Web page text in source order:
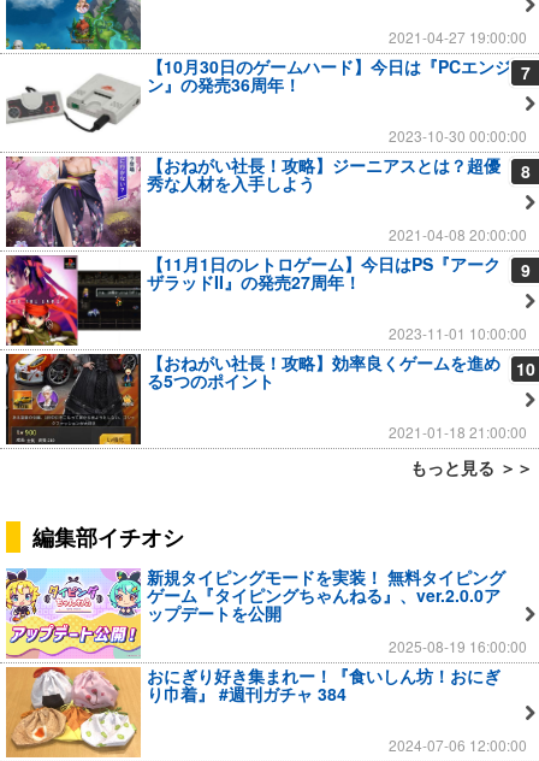
2021-04-27 19:00:00
7
【10月30日のゲームハード】今日は『PCエンジ
ン』の発売36周年！
2023-10-30 00:00:00
8
【おねがい社長！攻略】ジーニアスとは？超優
秀な人材を入手しよう
2021-04-08 20:00:00
9
【11月1日のレトロゲーム】今日はPS『アーク
ザラッドII』の発売27周年！
2023-11-01 10:00:00
10
【おねがい社長！攻略】効率良くゲームを進め
る5つのポイント
2021-01-18 21:00:00
もっと見る ＞＞
編集部イチオシ
新規タイピングモードを実装！ 無料タイピング
ゲーム『タイピングちゃんねる』、ver.2.0.0ア
ップデートを公開
2025-08-19 16:00:00
おにぎり好き集まれー！『食いしん坊！おにぎ
り巾着』 #週刊ガチャ 384
2024-07-06 12:00:00